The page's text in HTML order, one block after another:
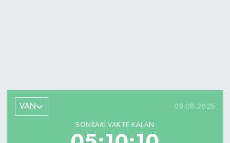
VAN 09.08.2026
SONRAKI VAKTE KALAN